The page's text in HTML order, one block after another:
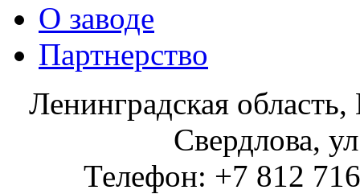
О заводе
Партнерство
Ленинградская
Свердлова,
Телефон: +7 812